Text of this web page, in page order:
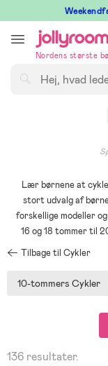
till
innehållet
Nordens største
Lær børnene at
stort udvalg af
forskellige modeller
16 og 18 tommer til
Tilbage til Cykler
10-tommers Cykler
136 resultater.